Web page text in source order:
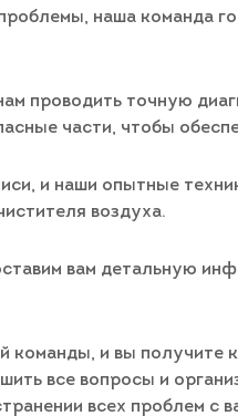
наша команда
проводить точную
части, чтобы
и наши опытные
воздуха.
вам детальную
и вы получите
все вопросы и
всех проблем с